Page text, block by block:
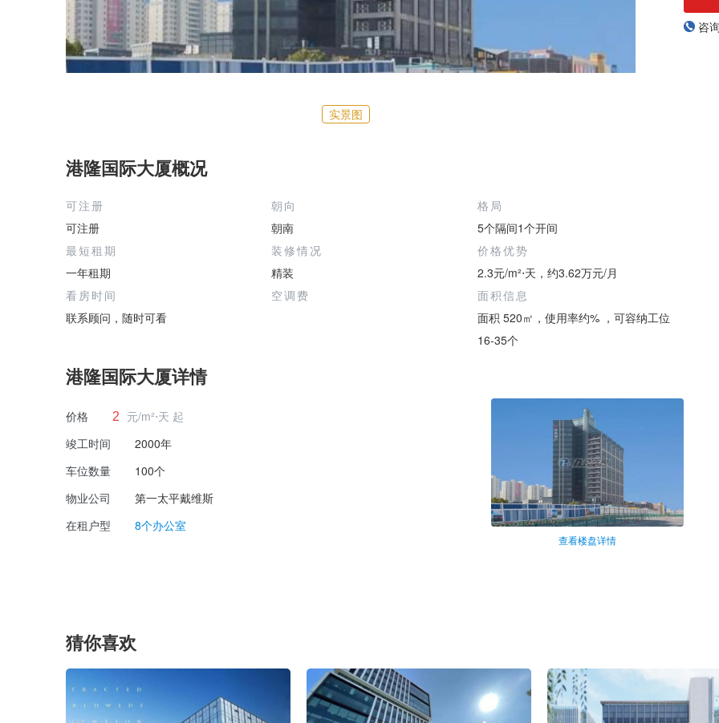
实景图
咨
港隆国际大厦概况
可注册
可注册
朝向
朝南
格局
5个隔间1个开间
最短租期
一年租期
装修情况
精装
价格优势
2.3元/m²⋅天，约3.62万元/月
看房时间
联系顾问，随时可看
空调费
面积信息
面积 520㎡，使用率约% ，可容纳工位
16-35个
港隆国际大厦详情
价格 2
元/m²⋅天 起
竣工时间
2000年
车位数量
100个
物业公司
第一太平戴维斯
在租户型
8个办公室
查看楼盘详情
猜你喜欢